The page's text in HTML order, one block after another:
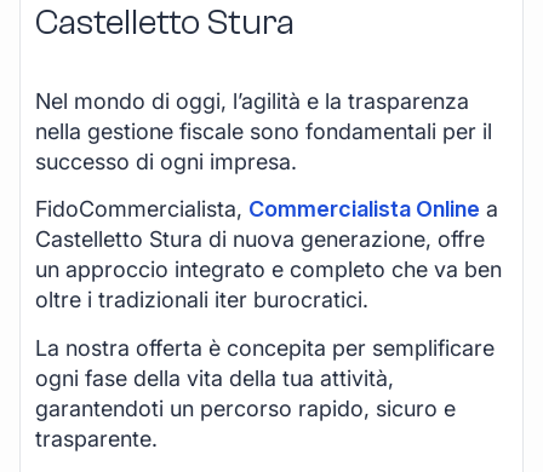
Castelletto Stura
Nel mondo di oggi, l’agilità e la trasparenza
nella gestione fiscale sono fondamentali per il
successo di ogni impresa.
FidoCommercialista, Commercialista Online a
Castelletto Stura di nuova generazione, offre
un approccio integrato e completo che va ben
oltre i tradizionali iter burocratici.
La nostra offerta è concepita per semplificare
ogni fase della vita della tua attività,
garantendoti un percorso rapido, sicuro e
trasparente.